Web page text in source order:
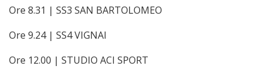
Ore 8.31 | SS3 SAN BARTOLOMEO
Ore 9.24 | SS4 VIGNAI
Ore 12.00 | STUDIO ACI SPORT